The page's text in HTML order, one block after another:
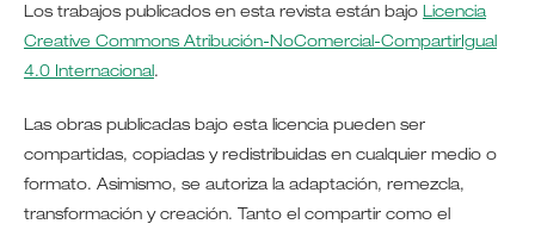
Los trabajos publicados en esta revista están bajo Licencia
Creative Commons Atribución-NoComercial-CompartirIgual
4.0 Internacional.
Las obras publicadas bajo esta licencia pueden ser
compartidas, copiadas y redistribuidas en cualquier medio o
formato. Asimismo, se autoriza la adaptación, remezcla,
transformación y creación. Tanto el compartir como el